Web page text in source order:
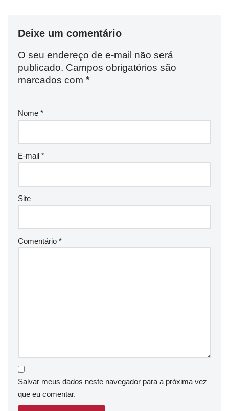
Deixe um comentário
O seu endereço de e-mail não será
publicado. Campos obrigatórios são
marcados com *
Nome *
E-mail *
Site
Comentário *
Salvar meus dados neste navegador para a próxima vez
que eu comentar.